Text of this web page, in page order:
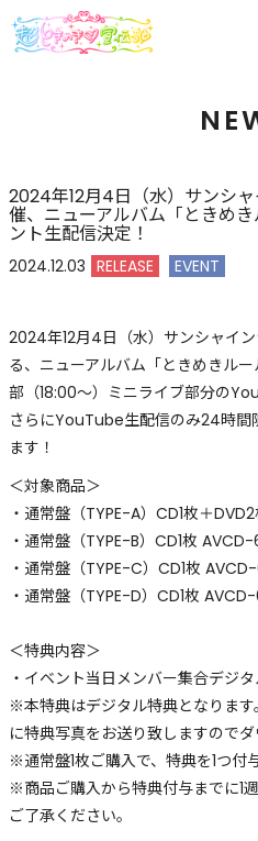
2024年12月4日（水）サンシ
催、ニューアルバム「ときめ
ント生配信決定！
2024.12.03 RELEASE EVENT
2024年12月4日（水）サンシャイ
る、ニューアルバム「ときめきル
部（18:00〜）ミニライブ部分の
さらにYouTube生配信のみ24時間
ます！
＜対象商品＞
・通常盤（TYPE-A）CD1枚＋
・通常盤（TYPE-B）CD1枚
・通常盤（TYPE-C）CD1枚
・通常盤（TYPE-D）CD1枚
＜特典内容＞
・イベント当日メンバー集合デジ
※本特典はデジタル特典となりま
に特典写真をお送り致しますのでダ
※通常盤1枚ご購入で、特典を1つ付
※商品ご購入から特典付与までに1
ご了承ください。